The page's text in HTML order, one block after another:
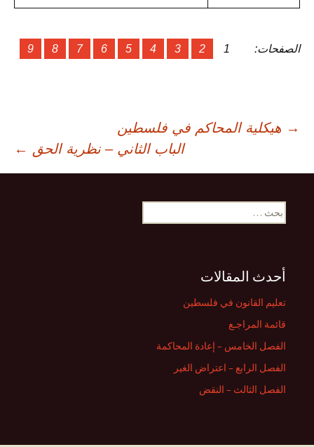
الصفحات: 1
2
3
4
5
6
7
8
9
تصفّح
المقالات
→ هيكلية المحاكم في فلسطين
الباب الثاني – نظرية الحق ←
عن:
أحدث المقالات
تعليم القانون في فلسطين
قائمة المراجـع
الفصل الخامس – إعادة المحاكمة
الفصل الرابع – اعتراض الغير
الفصل الثالث – النقض